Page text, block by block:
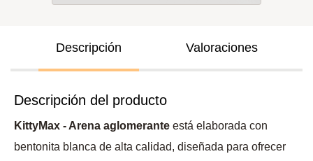
Descripción Valoraciones
Descripción del producto
KittyMax - Arena aglomerante está elaborada con
bentonita blanca de alta calidad, diseñada para ofrecer